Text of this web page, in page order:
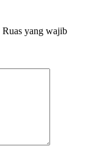
Ruas yang wajib